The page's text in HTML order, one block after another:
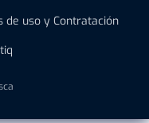
de uso y Contratación